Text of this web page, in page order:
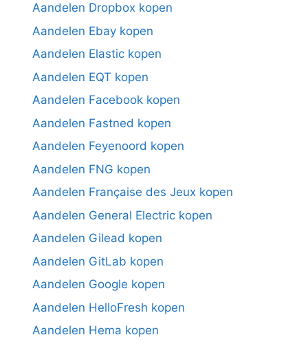
Aandelen Dropbox kopen
Aandelen Ebay kopen
Aandelen Elastic kopen
Aandelen EQT kopen
Aandelen Facebook kopen
Aandelen Fastned kopen
Aandelen Feyenoord kopen
Aandelen FNG kopen
Aandelen Française des Jeux kopen
Aandelen General Electric kopen
Aandelen Gilead kopen
Aandelen GitLab kopen
Aandelen Google kopen
Aandelen HelloFresh kopen
Aandelen Hema kopen